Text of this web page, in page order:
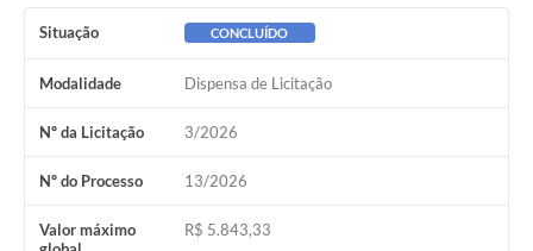
Situação CONCLUÍDO
Modalidade Dispensa de Licitação
Nº da Licitação 3/2026
Nº do Processo 13/2026
Valor máximo
R$ 5.843,33